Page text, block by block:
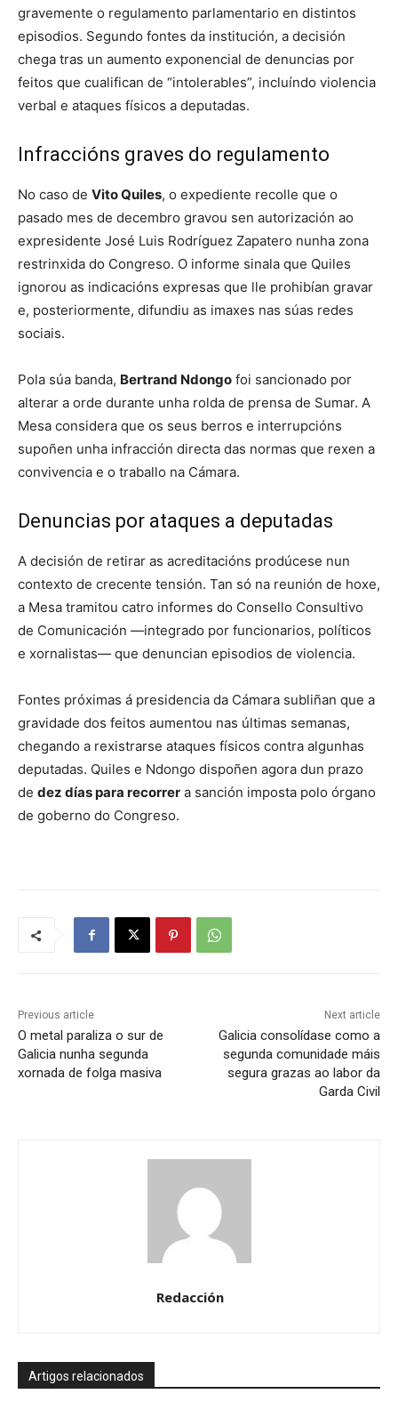
gravemente o regulamento parlamentario en distintos
episodios. Segundo fontes da institución, a decisión
chega tras un aumento exponencial de denuncias por
feitos que cualifican de “intolerables”, incluíndo violencia
verbal e ataques físicos a deputadas.
Infraccións graves do regulamento
No caso de Vito Quiles, o expediente recolle que o
pasado mes de decembro gravou sen autorización ao
expresidente José Luis Rodríguez Zapatero nunha zona
restrinxida do Congreso. O informe sinala que Quiles
ignorou as indicacións expresas que lle prohibían gravar
e, posteriormente, difundiu as imaxes nas súas redes
sociais.
Pola súa banda, Bertrand Ndongo foi sancionado por
alterar a orde durante unha rolda de prensa de Sumar. A
Mesa considera que os seus berros e interrupcións
supoñen unha infracción directa das normas que rexen a
convivencia e o traballo na Cámara.
Denuncias por ataques a deputadas
A decisión de retirar as acreditacións prodúcese nun
contexto de crecente tensión. Tan só na reunión de hoxe,
a Mesa tramitou catro informes do Consello Consultivo
de Comunicación —integrado por funcionarios, políticos
e xornalistas— que denuncian episodios de violencia.
Fontes próximas á presidencia da Cámara subliñan que a
gravidade dos feitos aumentou nas últimas semanas,
chegando a rexistrarse ataques físicos contra algunhas
deputadas. Quiles e Ndongo dispoñen agora dun prazo
de dez días para recorrer a sanción imposta polo órgano
de goberno do Congreso.
Previous article
O metal paraliza o sur de
Galicia nunha segunda
xornada de folga masiva
Next article
Galicia consolídase como a
segunda comunidade máis
segura grazas ao labor da
Garda Civil
Redacción
Artigos relacionados